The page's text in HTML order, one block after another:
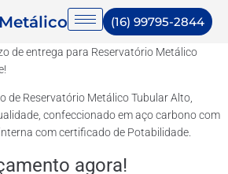
(16) 99795-2844
de entrega para Reservatório Metálico
de Reservatório Metálico Tubular Alto,
confeccionado em aço carbono com
com certificado de Potabilidade.
agora!